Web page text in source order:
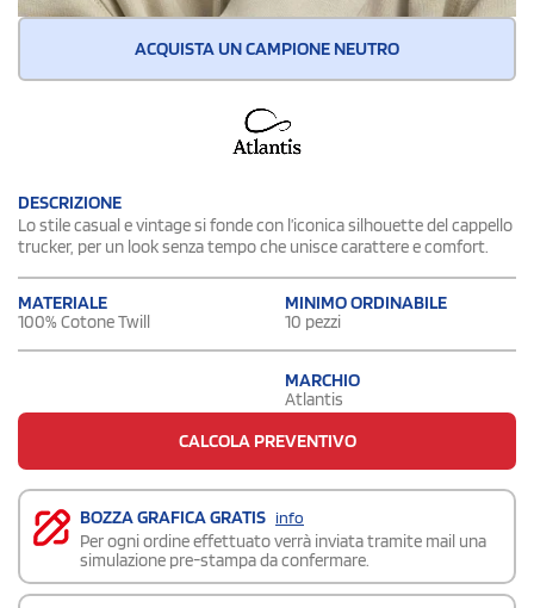
ACQUISTA UN CAMPIONE NEUTRO
DESCRIZIONE
Lo stile casual e vintage si fonde con l’iconica silhouette del cappello
trucker, per un look senza tempo che unisce carattere e comfort.
MATERIALE
100% Cotone Twill
MINIMO ORDINABILE
10 pezzi
MARCHIO
Atlantis
CALCOLA PREVENTIVO
BOZZA GRAFICA GRATIS info
Per ogni ordine effettuato verrà inviata tramite mail una
simulazione pre-stampa da confermare.